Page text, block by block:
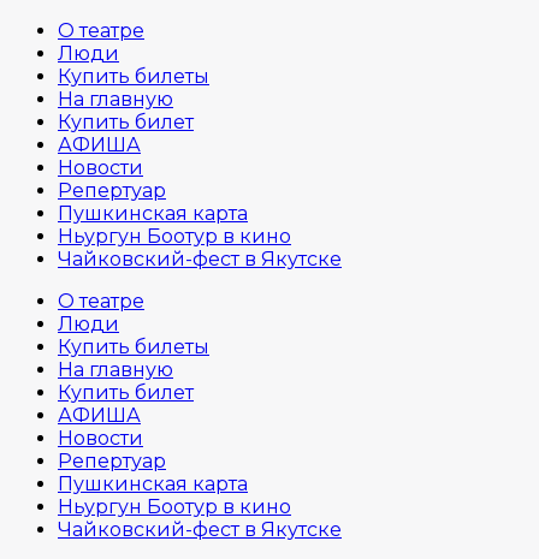
О театре
Люди
Купить билеты
На главную
Купить билет
АФИША
Новости
Репертуар
Пушкинская карта
Ньургун Боотур в кино
Чайковский-фест в Якутске
О театре
Люди
Купить билеты
На главную
Купить билет
АФИША
Новости
Репертуар
Пушкинская карта
Ньургун Боотур в кино
Чайковский-фест в Якутске